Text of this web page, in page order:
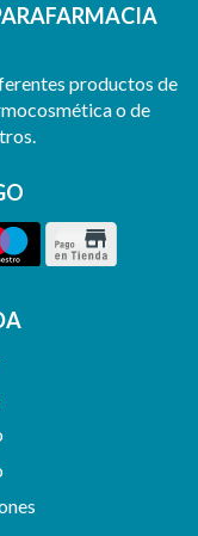
productos de
o de